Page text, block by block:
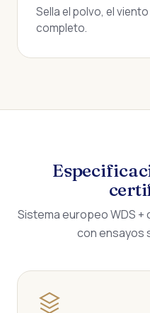
Sella el polvo, el
completo.
Sistema europeo WDS +
con ensayos